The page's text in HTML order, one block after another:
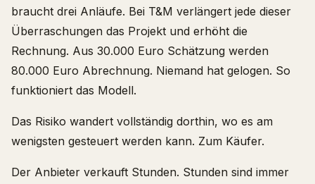
braucht drei Anläufe. Bei T&M verlängert jede dieser
Überraschungen das Projekt und erhöht die
Rechnung. Aus 30.000 Euro Schätzung werden
80.000 Euro Abrechnung. Niemand hat gelogen. So
funktioniert das Modell.
Das Risiko wandert vollständig dorthin, wo es am
wenigsten gesteuert werden kann. Zum Käufer.
Der Anbieter verkauft Stunden. Stunden sind immer